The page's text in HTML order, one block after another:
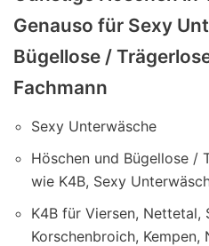
Genauso für Sexy
Bügellose /
Fachmann
Sexy Unterwäsche
Höschen und Bügellose /
wie K4B, Sexy
K4B für Viersen, Nettetal,
Korschenbroich,